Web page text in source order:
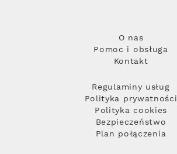
O nas
Pomoc i obsługa
Kontakt
Regulaminy usług
Polityka prywatności
Polityka cookies
Bezpieczeństwo
Plan połączenia